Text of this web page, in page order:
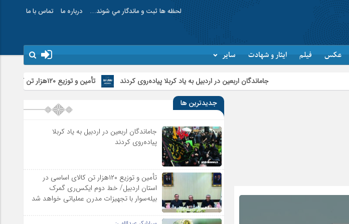
لحظه ها ثبت و ماندگار مي شوند… درباره ما تماس با ما
عکس فیلم ایثار و شهادت سایر
جاماندگان اربعین در اردبیل به یاد کربلا پیاده‌روی کردند تأمین و توزیع ۱۲۰هزار تن کالای اساسی در استان اردبیل/ خط دوم ایکس‌ری گمرک بیله‌سوار با تجهیزات مدرن عملیاتی خواهد شد
جدیدترین ها
جاماندگان اربعین در اردبیل به یاد کربلا
پیاده‌روی کردند
تأمین و توزیع ۱۲۰هزار تن کالای اساسی در
استان اردبیل/ خط دوم ایکس‌ری گمرک
بیله‌سوار با تجهیزات مدرن عملیاتی خواهد شد